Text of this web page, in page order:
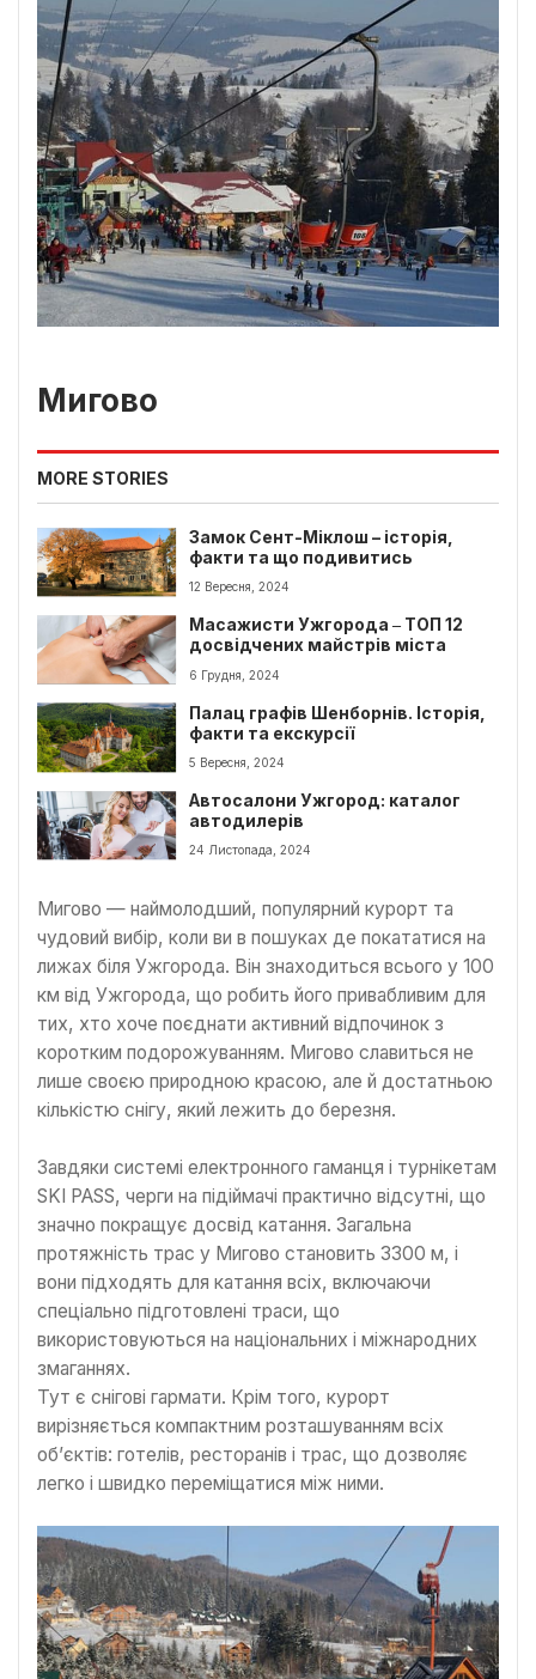
Мигово
MORE STORIES
Замок Сент-Міклош – історія,
факти та що подивитись
12 Вересня, 2024
Масажисти Ужгорода ‒ ТОП 12
досвідчених майстрів міста
6 Грудня, 2024
Палац графів Шенборнів. Історія,
факти та екскурсії
5 Вересня, 2024
Автосалони Ужгород: каталог
автодилерів
24 Листопада, 2024
Мигово — наймолодший, популярний курорт та
чудовий вибір, коли ви в пошуках де покататися на
лижах біля Ужгорода. Він знаходиться всього у 100
км від Ужгорода, що робить його привабливим для
тих, хто хоче поєднати активний відпочинок з
коротким подорожуванням. Мигово славиться не
лише своєю природною красою, але й достатньою
кількістю снігу, який лежить до березня.
Завдяки системі електронного гаманця і турнікетам
SKI PASS, черги на підіймачі практично відсутні, що
значно покращує досвід катання. Загальна
протяжність трас у Мигово становить 3300 м, і
вони підходять для катання всіх, включаючи
спеціально підготовлені траси, що
використовуються на національних і міжнародних
змаганнях.
Тут є снігові гармати. Крім того, курорт
вирізняється компактним розташуванням всіх
об’єктів: готелів, ресторанів і трас, що дозволяє
легко і швидко переміщатися між ними.